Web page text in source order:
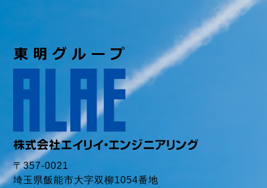
〒357-0021
埼玉県飯能市大字双柳1054番地